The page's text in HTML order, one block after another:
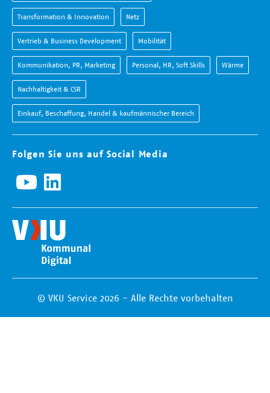
Transformation & Innovation Netz
Vertrieb & Business Development Mobilität
Kommunikation, PR, Marketing Personal, HR, Soft Skills Wärme
Nachhaltigkeit & CSR
Einkauf, Beschaffung, Handel & kaufmännischer Bereich
Folgen Sie uns auf Social Media
© VKU Service 2026 - Alle Rechte vorbehalten